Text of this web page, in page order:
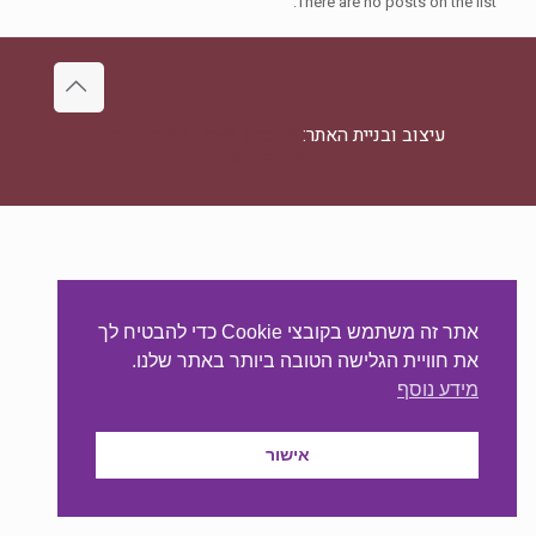
עיצוב ובניית האתר:
אתר זה משתמש בקובצי Cookie כדי להבטיח לך
את חוויית הגלישה הטובה ביותר באתר שלנו.
מידע נוסף
אישור